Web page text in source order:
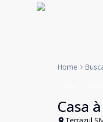
Home
Casa